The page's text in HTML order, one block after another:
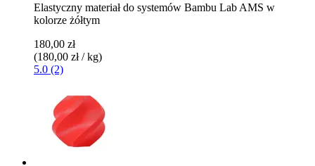
Elastyczny materiał do systemów Bambu Lab AMS w
kolorze żółtym
180,00 zł
(180,00 zł / kg)
5.0 (2)